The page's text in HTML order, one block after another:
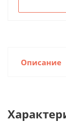
Описание